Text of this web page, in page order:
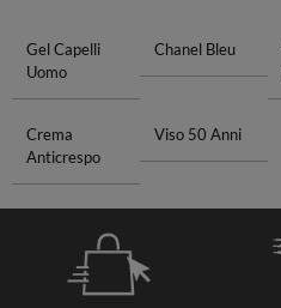
Gel Capelli
Uomo
Chanel Bleu
Crema
Anticrespo
Viso 50 Anni